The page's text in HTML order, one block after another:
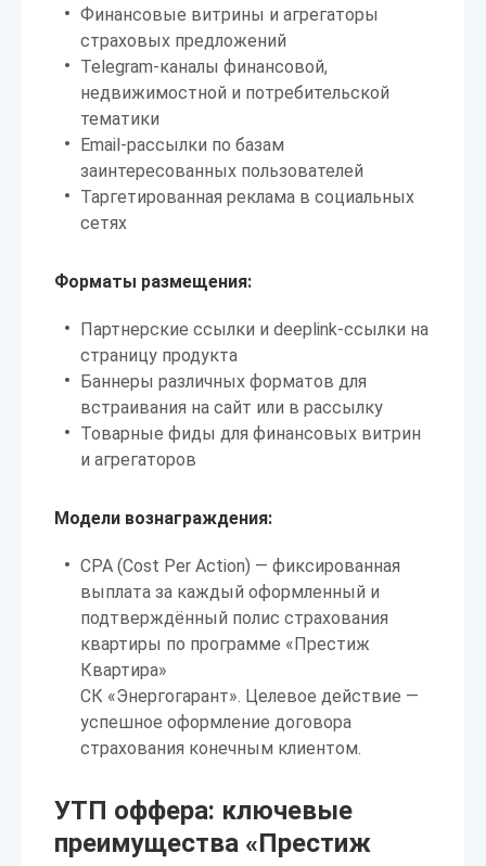
Финансовые витрины и агрегаторы
страховых предложений
Telegram-каналы финансовой,
недвижимостной и потребительской
тематики
Email-рассылки по базам
заинтересованных пользователей
Таргетированная реклама в социальных
сетях
Форматы размещения:
Партнерские ссылки и deeplink-ссылки на
страницу продукта
Баннеры различных форматов для
встраивания на сайт или в рассылку
Товарные фиды для финансовых витрин
и агрегаторов
Модели вознаграждения:
CPA (Cost Per Action) — фиксированная
выплата за каждый оформленный и
подтверждённый полис страхования
квартиры по программе «Престиж
Квартира»
СК «Энергогарант». Целевое действие —
успешное оформление договора
страхования конечным клиентом.
УТП оффера: ключевые
преимущества «Престиж